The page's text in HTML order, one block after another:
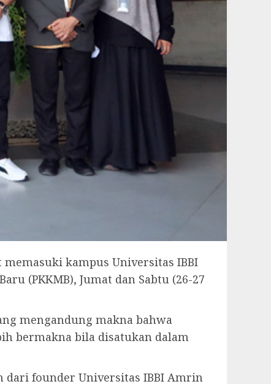
kampus Universitas IBBI
(PKKMB), Jumat dan Sabtu (26-27
mengandung makna bahwa
bermakna bila disatukan dalam
dari founder Universitas IBBI Amrin